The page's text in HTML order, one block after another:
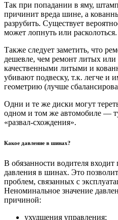
Так при попадании в яму,
причинит вреда шине, а
разрубить. Существует
может лопнуть или расколоться.
Также следует заметить, что
дешевле, чем ремонт литых
качественными литыми и
убивают подвеску, т.к. легче и
геометрию (лучше
Одни и те же диски могут
одном и том же автомобиле —
«развал-схождения».
Какое давление в шинах?
В обязанности водителя
давления в шинах. Это
проблем, связанных с
Неноминальное значение
причиной:
ухудшения управления;